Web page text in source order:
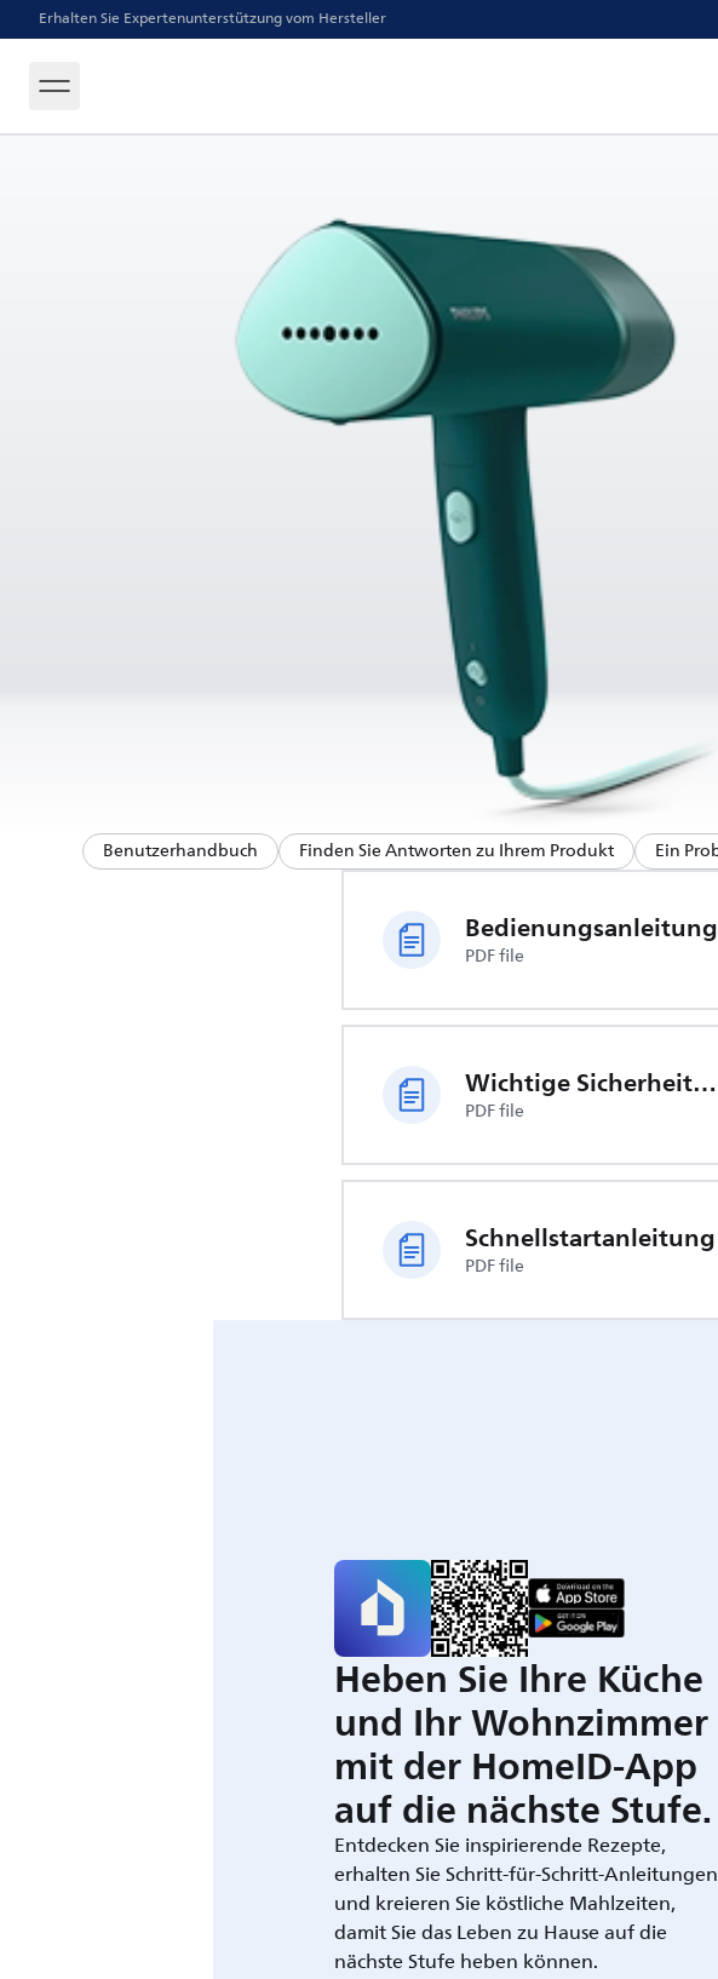
Erhalten Sie Expertenunterstützung vom Hersteller
Benutzerhandbuch Finden Sie Antworten zu Ihrem Produkt Ein
Bedienungsanleitung
PDF file
Wichtige Sicherheitsinformationen
PDF file
Schnellstartanleitung
PDF file
Heben Sie Ihre Küche
und Ihr Wohnzimmer
mit der HomeID-App
auf die nächste Stufe.
Entdecken Sie inspirierende Rezepte,
erhalten Sie Schritt-für-Schritt-Anleitungen
und kreieren Sie köstliche Mahlzeiten,
damit Sie das Leben zu Hause auf die
nächste Stufe heben können.